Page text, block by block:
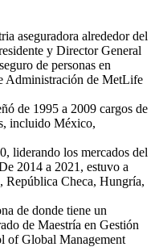
aseguradora alrededor del
y Director General
de personas en
Administración de MetLife
de 1995 a 2009 cargos de
incluido México,
liderando los mercados del
2014 a 2021, estuvo a
República Checa, Hungría,
de donde tiene un
de Maestría en Gestión
of Global Management